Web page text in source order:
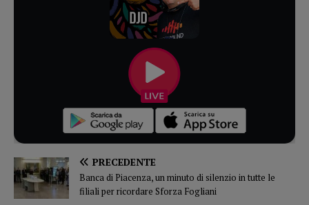
PRECEDENTE
Banca di Piacenza, un minuto di silenzio in tutte le
filiali per ricordare Sforza Fogliani